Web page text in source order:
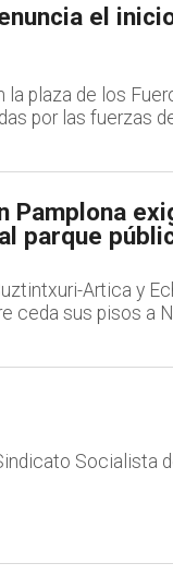
el
plaza de los
por las fuerzas
Pamplona
parque
Artica y
ceda sus pisos a
Socialista